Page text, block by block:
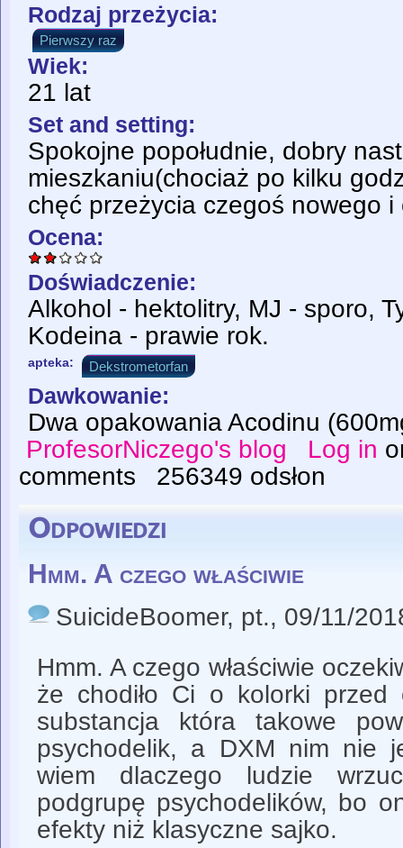
Rodzaj przeżycia:
Pierwszy raz
Wiek:
21 lat
Set and setting:
Spokojne popołudnie, dobry
mieszkaniu(chociaż po kilku
chęć przeżycia czegoś nowego i
Ocena:
Doświadczenie:
Alkohol - hektolitry, MJ - sporo,
Kodeina - prawie rok.
apteka: Dekstrometorfan
Dawkowanie:
Dwa opakowania Acodinu
ProfesorNiczego's blog
Log in
comments
256349 odsłon
Odpowiedzi
Hmm. A czego właściwie
SuicideBoomer, pt., 09/11/
Hmm. A czego właściwie
że chodiło Ci o kolorki
substancja która takowe
psychodelik, a DXM nim nie
wiem dlaczego ludzie
podgrupę psychodelików, bo
efekty niż klasyczne sajko.